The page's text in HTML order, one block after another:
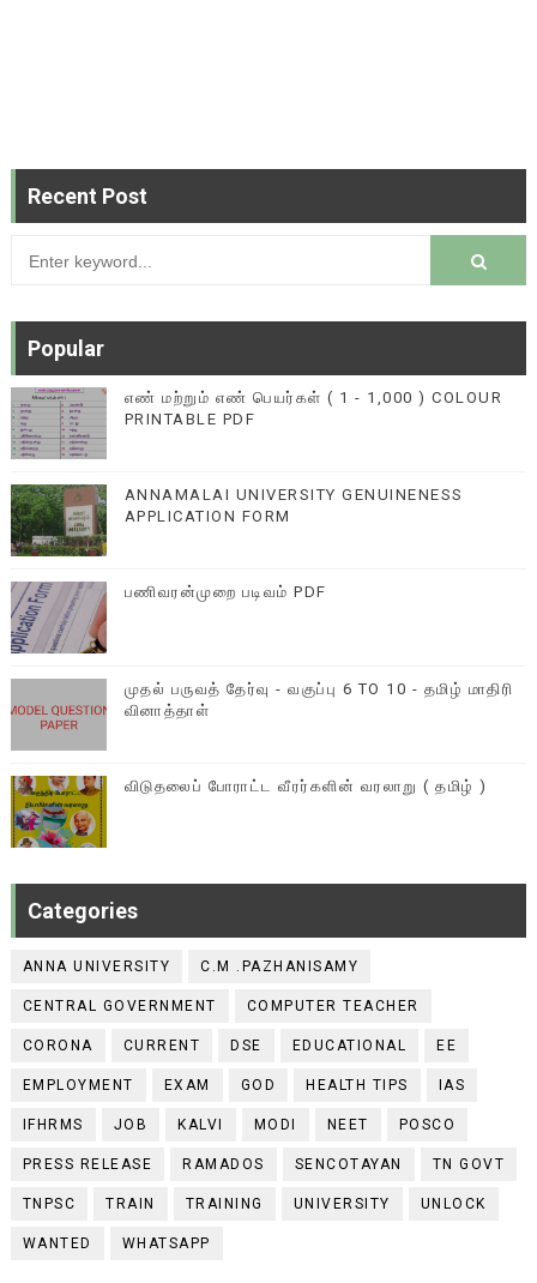
Recent Post
Popular
எண் மற்றும் எண் பெயர்கள் ( 1 - 1,000 ) COLOUR
PRINTABLE PDF
ANNAMALAI UNIVERSITY GENUINENESS
APPLICATION FORM
பணிவரன்முறை படிவம் PDF
முதல் பருவத் தேர்வு - வகுப்பு 6 TO 10 - தமிழ் மாதிரி
வினாத்தாள்
விடுதலைப் போராட்ட வீரர்களின் வரலாறு ( தமிழ் )
Categories
ANNA UNIVERSITY C.M .PAZHANISAMY
CENTRAL GOVERNMENT COMPUTER TEACHER
CORONA CURRENT DSE EDUCATIONAL EE
EMPLOYMENT EXAM GOD HEALTH TIPS IAS
IFHRMS JOB KALVI MODI NEET POSCO
PRESS RELEASE RAMADOS SENCOTAYAN TN GOVT
TNPSC TRAIN TRAINING UNIVERSITY UNLOCK
WANTED WHATSAPP